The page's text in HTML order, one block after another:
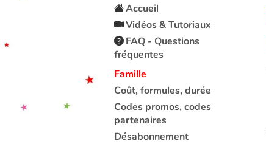
Accueil
Vidéos & Tutoriaux
FAQ - Questions
fréquentes
Famille
Coût, formules, durée
Codes promos, codes
partenaires
Désabonnement